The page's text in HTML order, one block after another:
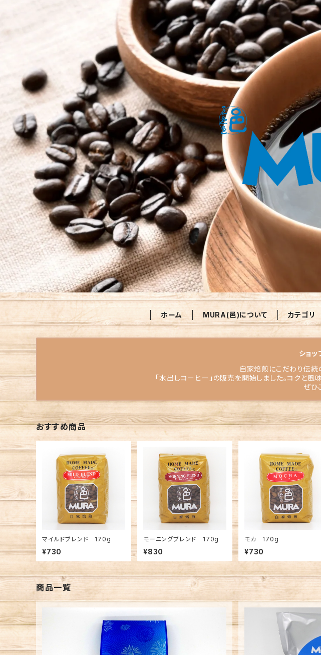
ホーム MURA(邑)について カテゴリ
ショ
自家焙煎にこだわり伝統
「水出しコーヒー」の販売を開始しました。コクと
ぜひ
おすすめ商品
マイルドブレンド 170g
¥730
モーニングブレンド 170g
¥830
モカ 170g
¥730
商品一覧